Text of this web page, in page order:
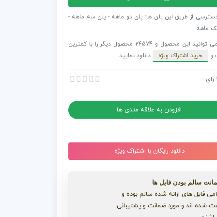
از طریق این پلن ها: پلن دو ماهه - پلن سه ماهه -
ماهه
شما می توانید این محصول و 24574 محصول دیگر را با کمترین
و
خرید اشتراک ویژه دانلود نمایید.
اینستاگرام گروتسک سیاه و سفید 1 رای
افزودن به علاقه مندی ها
دانلود رایگان با اشتراک ویژه
سالم بودن فایل ها
فایل های ارائه شده سالم بوده و
شده اند و مورد ضمانت و پشتیبانی